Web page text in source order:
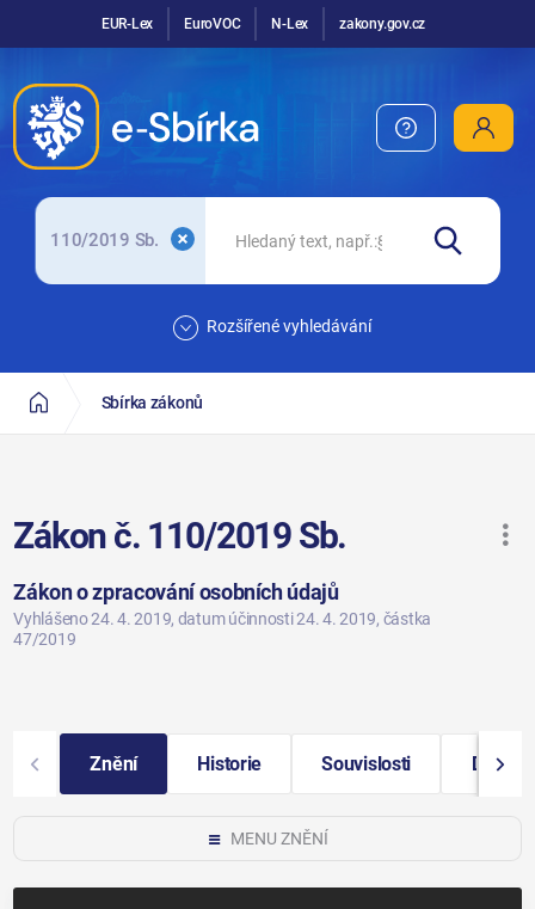
EUR-Lex EuroVOC N-Lex zakony.gov.cz
110/2019 Sb.
Rozšířené vyhledávání
Sbírka zákonů
Zákon č. 110/2019 Sb.
Zákon o zpracování osobních údajů
Vyhlášeno 24. 4. 2019, datum účinnosti 24. 4. 2019, částka
47/2019
Znění Historie Souvislosti Další
MENU ZNĚNÍ